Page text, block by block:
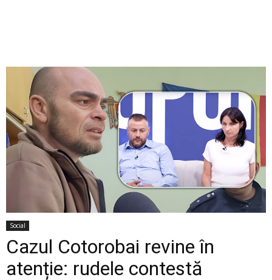
Social
Cazul Cotorobai revine în
atenție: rudele contestă